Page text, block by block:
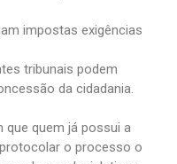
impostas exigências
tribunais podem
da cidadania.
quem já possui a
o processo o